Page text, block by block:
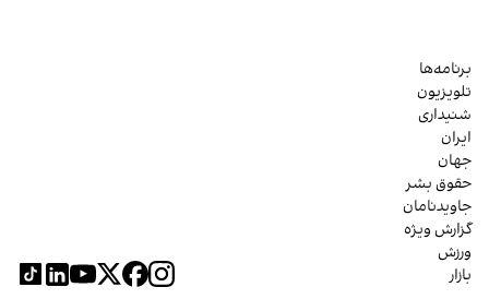
برنامه‌ها
تلویزیون
شنیداری
ایران
جهان
حقوق بشر
جاویدنامان
گزارش ویژه
ورزش
بازار